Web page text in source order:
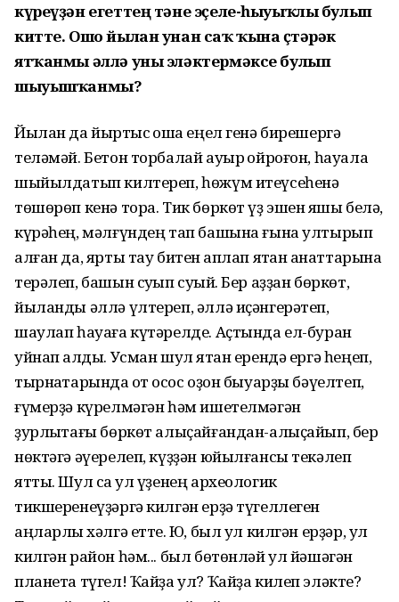
күреүҙән егеттең тәне эҫеле-һыуыҡлы булып
китте. Ошо йылан унан саҡ ҡына өҫтәрәк
ятҡанмы әллә уны эләктермәксе булып
шыуышҡанмы?
Йылан да йыртҡыс ҡошҡа еңел генә бирешергә
теләмәй. Бетон торбалай ауыр ҡойроғон, һауала
шыйылдатып килтереп, һөжүм итеүсеһенә
төшөрөп кенә тора. Тик бөркөт үҙ эшен яҡшы белә,
күрәһең, мәлғүндең тап башына ғына ултырып
алған да, ярты тау битен ҡаплап ятҡан ҡанаттарына
терәлеп, башын суҡып суҡый. Бер аҙҙан бөркөт,
йыланды әллә үлтереп, әллә иҫәнгерәтеп,
шаулап һауаға күтәрелде. Аҫтында ел-буран
уйнап ҡалды. Усман шул ятҡан ерендә ергә һеңеп,
тырнаҡтарында ҡот осҡос оҙон быуарҙы бәүелтеп,
ғүмерҙә күрелмәгән һәм ишетелмәгән
ҙурлыҡтағы бөркөт алыҫайғандан-алыҫайып, бер
нөктәгә әүерелеп, күҙҙән юйылғансы текәлеп
ятты. Шул саҡ ул үҙенең археологик
тикшеренеүҙәргә килгән ерҙә түгеллеген
аңларлыҡ хәлгә етте. Юҡ, был ул килгән ерҙәр, ул
килгән район һәм... был бөтөнләй ул йәшәгән
планета түгел! Ҡайҙа ул? Ҡайҙа килеп эләкте?